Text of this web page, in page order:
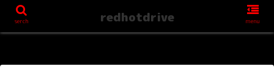
serch redhotdrive menu